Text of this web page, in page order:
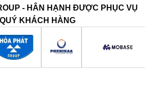
- HÂN HẠNH ĐƯỢC PHỤC VỤ
QUÝ KHÁCH HÀNG